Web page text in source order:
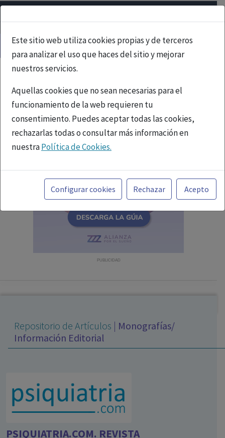
Este sitio web utiliza cookies propias y de terceros
para analizar el uso que haces del sitio y mejorar
nuestros servicios.
Aquellas cookies que no sean necesarias para el
funcionamiento de la web requieren tu
consentimiento. Puedes aceptar todas las cookies,
rechazarlas todas o consultar más información en
nuestraPolítica de Cookies.
Toda la información incluida en la Página Web está
referida a productos del mercado español y, por
tanto, dirigida a profesionales sanitarios legalmente
facultados para prescribir o dispensar medicamentos
con ejercicio profesional. La información técnica de los
fármacos se facilita a título meramente informativo,
Configurar cookies Rechazar Acepto
PUBLICIDAD
Repositorio de Artículos | Monografías/
Información Editorial
PSIQUIATRIA.COM. REVISTA